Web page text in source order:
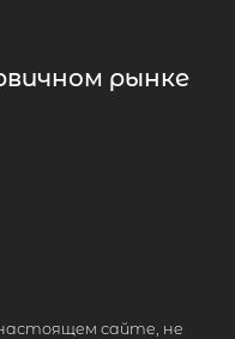
рынке
сайте, не